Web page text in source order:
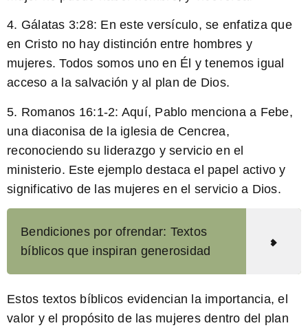
4. Gálatas 3:28: En este versículo, se enfatiza que
en Cristo no hay distinción entre hombres y
mujeres. Todos somos uno en Él y tenemos igual
acceso a la salvación y al plan de Dios.
5. Romanos 16:1-2: Aquí, Pablo menciona a Febe,
una diaconisa de la iglesia de Cencrea,
reconociendo su liderazgo y servicio en el
ministerio. Este ejemplo destaca el papel activo y
significativo de las mujeres en el servicio a Dios.
Bendiciones por ofrendar: Textos
bíblicos que inspiran generosidad
Estos textos bíblicos evidencian la importancia, el
valor y el propósito de las mujeres dentro del plan